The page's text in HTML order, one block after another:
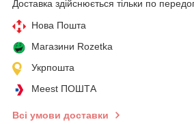
Доставка здійснюється тільки по
Нова Пошта
Магазини Rozetka
Укрпошта
Meest ПОШТА
Всі умови доставки